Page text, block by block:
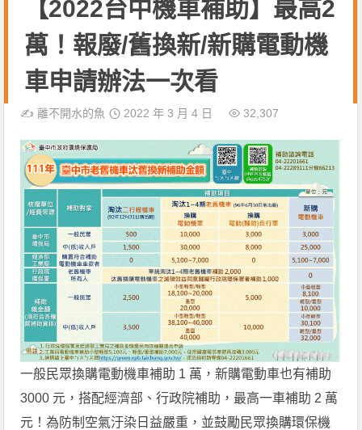
【2022台中機車補助】最高2
萬！報廢/舊換新/新購電動機
車申請辦法一次看
✍️離不開水的魚 2022 年 3 月 4 日 32,307
一般民眾換購電動機車補助 1 萬，新購電動車也有補助
3000 元，搭配經濟部、行政院補助，最高一車補助 2 萬
元！為防制空氣汙染日益嚴重，並鼓勵民眾換購環保機